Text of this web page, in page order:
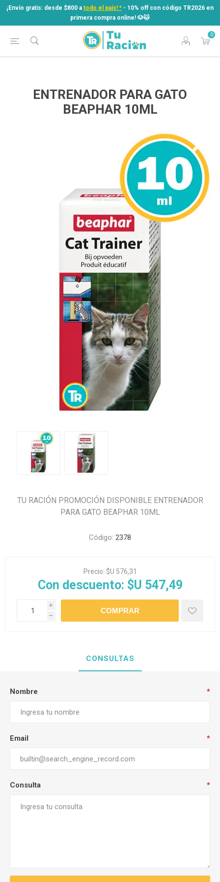
¡Envío gratis: desde $800 a todo el país! * - 10% off con código TR2026 en
primera compra online! ​🐶​🐱
0
¡Envío gratis: desde $800 atodo el país! *
- 10% off con código TR2026 en
primera compra online! ​🐶​🐱
ENTRENADOR PARA GATO
BEAPHAR 10ML
TU RACIÓN PROMOCIÓN DISPONIBLE ENTRENADOR
PARA GATO BEAPHAR 10ML
Código: 2378
Precio: $U 576,31
Con descuento: $U 547,49
i
h
CONSULTAS
Nombre *
Email *
Consulta *